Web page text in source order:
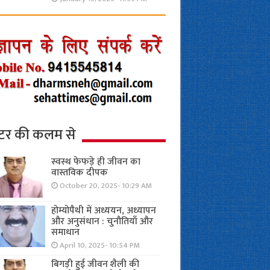
की कलम से
स्वस्थ फेफड़े ही जीवन का
वास्तविक दीपक
October 20, 2025- 10:29 AM
होम्योपैथी में अध्ययन, अध्यापन
और अनुसंधान : चुनौतियाँ और
समाधान
April 10, 2025- 10:54 PM
बिगड़ी हुई जीवन शैली की